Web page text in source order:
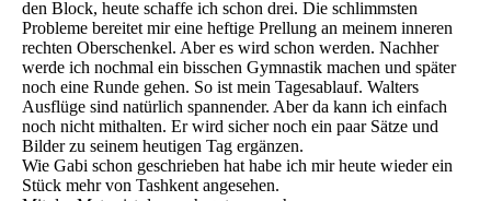
den Block, heute schaffe ich schon drei. Die schlimmsten
Probleme bereitet mir eine heftige Prellung an meinem inneren
rechten Oberschenkel. Aber es wird schon werden. Nachher
werde ich nochmal ein bisschen Gymnastik machen und später
noch eine Runde gehen. So ist mein Tagesablauf. Walters
Ausflüge sind natürlich spannender. Aber da kann ich einfach
noch nicht mithalten. Er wird sicher noch ein paar Sätze und
Bilder zu seinem heutigen Tag ergänzen.
Wie Gabi schon geschrieben hat habe ich mir heute wieder ein
Stück mehr von Tashkent angesehen.